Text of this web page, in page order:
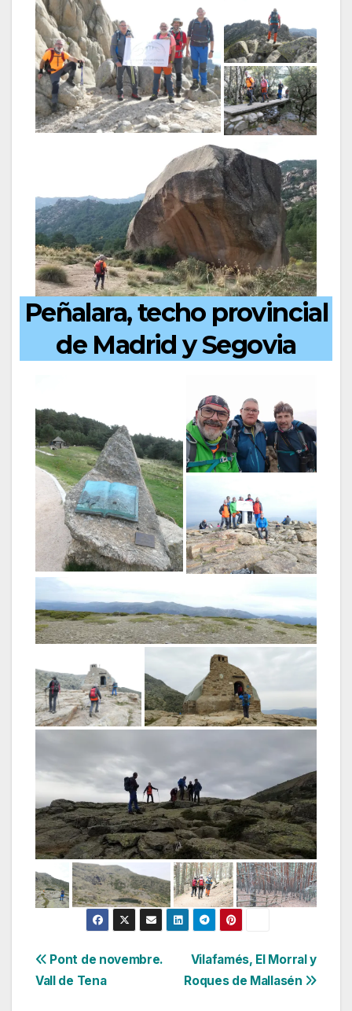
Peñalara, techo provincial
de Madrid y Segovia
Navegación
Vilafamés, El Morral y
Roques de Mallasén
Pont de novembre.
Vall de Tena